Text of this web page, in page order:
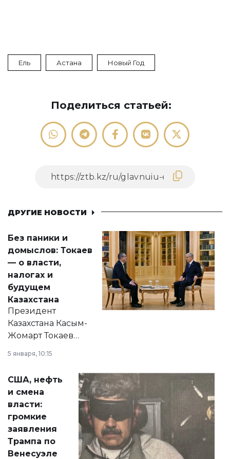
Ель Астана Новый Год
Поделиться статьей:
ДРУГИЕ НОВОСТИ
Без паники и
домыслов: Токаев
— о власти,
налогах и
будущем
Казахстана
Президент
Казахстана Касым-
Жомарт Токаев
сразу несколько
актуальных тем —
от слухов о
политических
реформах до
вопросов армии,
экономики и
личного здоровья.
5 января, 10:15
США, нефть
и смена
власти:
громкие
заявления
Трампа по
Венесуэле